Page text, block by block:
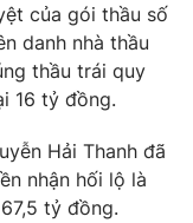
của gói thầu số
danh nhà thầu
thầu trái quy
16 tỷ đồng.
Hải Thanh đã
nhận hối lộ là
tỷ đồng.